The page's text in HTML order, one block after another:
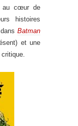
au cœur de
histoires
Batman
et une